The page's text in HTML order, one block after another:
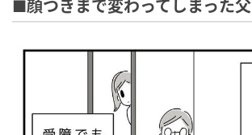
■顔つきまで変わってしまった父